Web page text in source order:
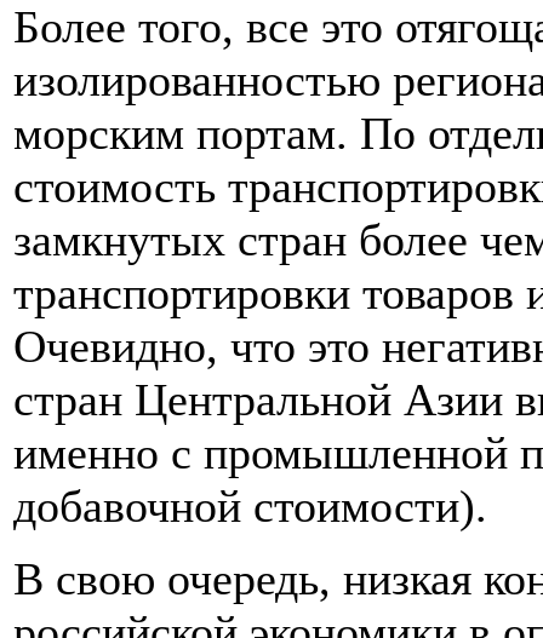
Более того, все это
изолированностью
морским портам. По
стоимость
замкнутых стран более
транспортировки товаров
Очевидно, что это
стран Центральной Азии
именно с промышленной
добавочной стоимости).
В свою очередь, низкая